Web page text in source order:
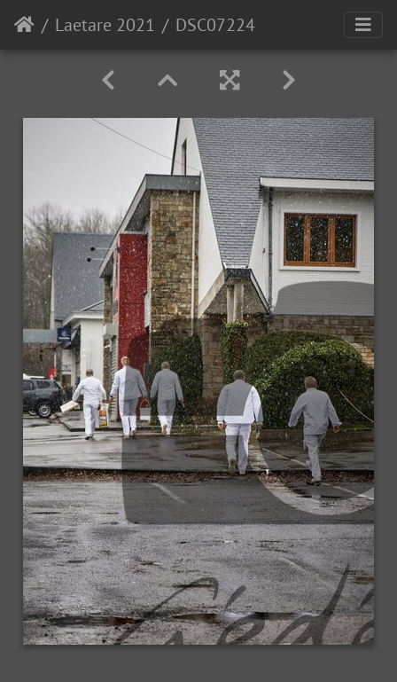
Laetare 2021 DSC07224